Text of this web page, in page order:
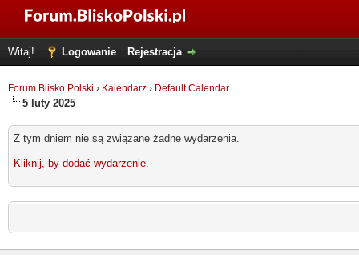
Witaj! Logowanie Rejestracja
Forum Blisko Polski › Kalendarz › Default Calendar
5 luty 2025
Z tym dniem nie są związane żadne wydarzenia.
Kliknij, by dodać wydarzenie.